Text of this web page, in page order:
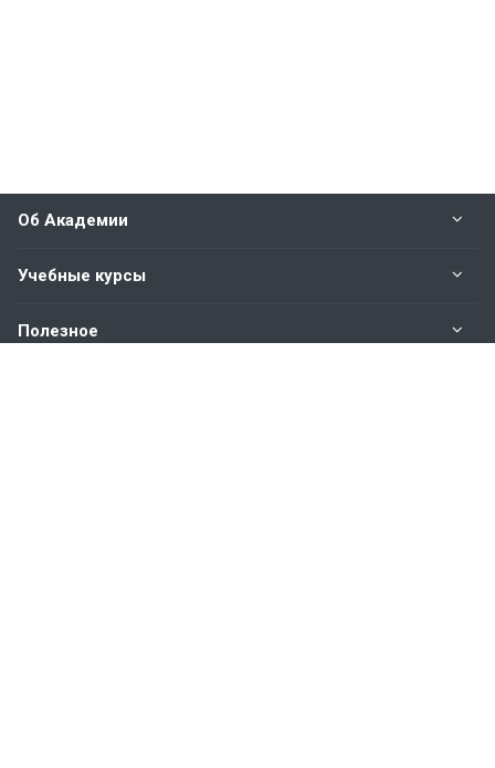
Об Академии
Учебные курсы
Полезное